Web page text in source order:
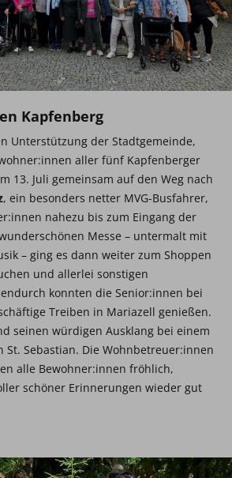
Kapfenberg
Unterstützung der Stadtgemeinde,
aller fünf Kapfenberger
13. Juli gemeinsam auf den Weg nach
, ein besonders netter MVG-Busfahrer,
nahezu bis zum Eingang der
Messe – untermalt mit
– ging es dann weiter zum Shoppen
und allerlei sonstigen
konnten die Senior:innen bei
Treiben in Mariazell genießen.
seinen würdigen Ausklang bei einem
St. Sebastian. Die Wohnbetreuer:innen
alle Bewohner:innen fröhlich,
schöner Erinnerungen wieder gut